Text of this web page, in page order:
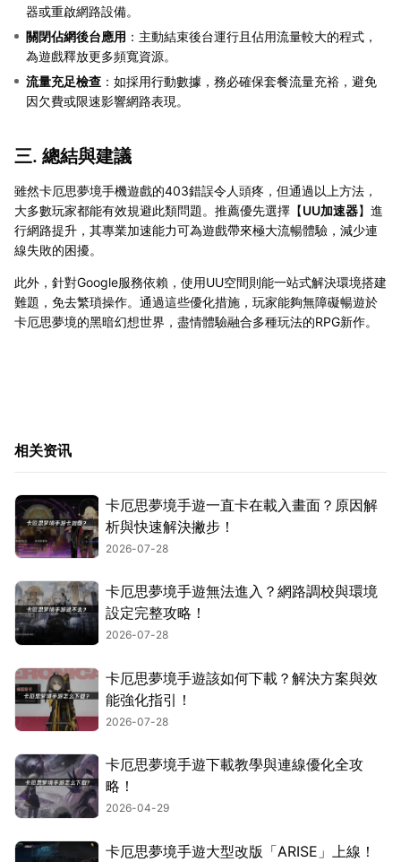
器或重啟網路設備。
關閉佔網後台應用 ：主動結束後台運行且佔用流量較大的程式，
為遊戲釋放更多頻寬資源。
流量充足檢查 ：如採用行動數據，務必確保套餐流量充裕，避免
因欠費或限速影響網路表現。
三. 總結與建議
雖然卡厄思夢境手機遊戲的403錯誤令人頭疼，但通過以上方法，
大多數玩家都能有效規避此類問題。推薦優先選擇【UU加速器】進
行網路提升，其專業加速能力可為遊戲帶來極大流暢體驗，減少連
線失敗的困擾。
此外，針對Google服務依賴，使用UU空間則能一站式解決環境搭建
難題，免去繁瑣操作。通過這些優化措施，玩家能夠無障礙暢遊於
卡厄思夢境的黑暗幻想世界，盡情體驗融合多種玩法的RPG新作。
相关资讯
卡厄思夢境手遊一直卡在載入畫面？原因解
析與快速解決撇步！
2026-07-28
卡厄思夢境手遊無法進入？網路調校與環境
設定完整攻略！
2026-07-28
卡厄思夢境手遊該如何下載？解決方案與效
能強化指引！
2026-07-28
卡厄思夢境手遊下載教學與連線優化全攻
略！
2026-04-29
卡厄思夢境手遊大型改版「ARISE」上線！